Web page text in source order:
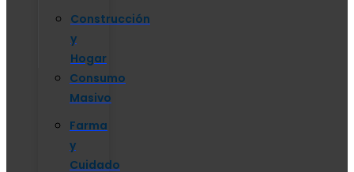
Construcción
y
Hogar
Consumo
Masivo
Farma
y
Cuidado